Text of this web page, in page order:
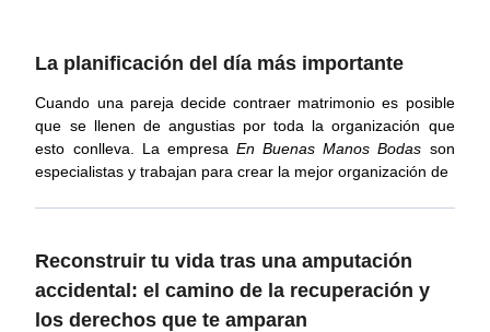
La planificación del día más importante
Cuando una pareja decide contraer matrimonio es posible
que se llenen de angustias por toda la organización que
esto conlleva. La empresa En Buenas Manos Bodas son
especialistas y trabajan para crear la mejor organización de
Reconstruir tu vida tras una amputación
accidental: el camino de la recuperación y
los derechos que te amparan